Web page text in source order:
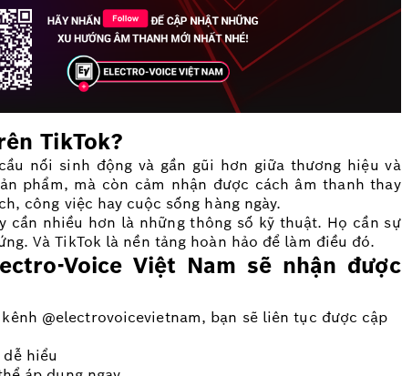
TikTok?
nối sinh động và gần gũi hơn giữa thương hiệu và
phẩm, mà còn cảm nhận được cách âm thanh thay
công việc hay cuộc sống hàng ngày.
cần nhiều hơn là những thông số kỹ thuật. Họ cần sự
Và TikTok là nền tảng hoàn hảo để làm điều đó.
Voice Việt Nam sẽ nhận được
@electrovoicevietnam, bạn sẽ liên tục được cập
hiểu